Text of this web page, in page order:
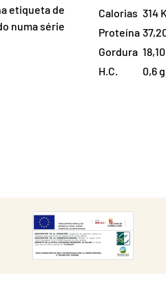
etiqueta de
numa série
Calorias 314
Proteína
Gordura
H.C.
0,6
DESCARGAR